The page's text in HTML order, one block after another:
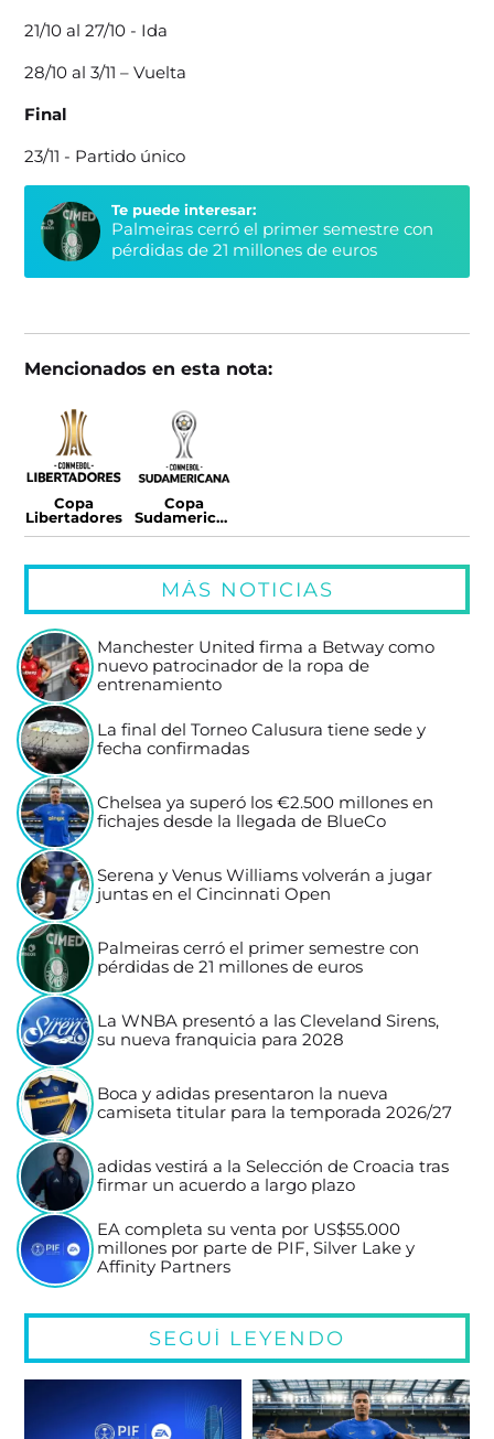
21/10 al 27/10 - Ida
28/10 al 3/11 – Vuelta
Final
23/11 - Partido único
Te puede interesar:
Palmeiras cerró el primer semestre con
pérdidas de 21 millones de euros
Mencionados en esta nota:
Copa
Libertadores
Copa
Sudamericana
MÁS NOTICIAS
Manchester United firma a Betway como
nuevo patrocinador de la ropa de
entrenamiento
La final del Torneo Calusura tiene sede y
fecha confirmadas
Chelsea ya superó los €2.500 millones en
fichajes desde la llegada de BlueCo
Serena y Venus Williams volverán a jugar
juntas en el Cincinnati Open
Palmeiras cerró el primer semestre con
pérdidas de 21 millones de euros
La WNBA presentó a las Cleveland Sirens,
su nueva franquicia para 2028
Boca y adidas presentaron la nueva
camiseta titular para la temporada 2026/27
adidas vestirá a la Selección de Croacia tras
firmar un acuerdo a largo plazo
EA completa su venta por US$55.000
millones por parte de PIF, Silver Lake y
Affinity Partners
SEGUÍ LEYENDO